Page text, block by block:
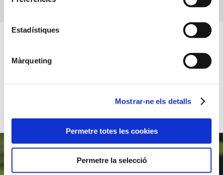
Estadístiques
Màrqueting
Mostrar-ne els detalls
Permetre totes les cookies
Permetre la selecció
RESERVA ON-LINE